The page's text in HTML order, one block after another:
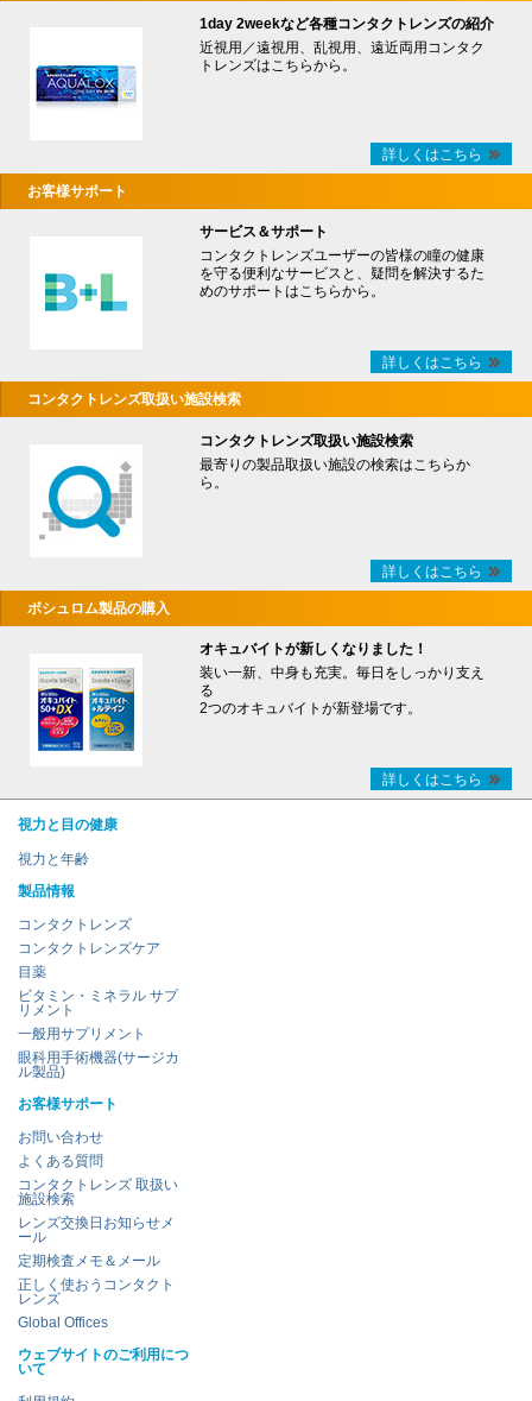
1day 2weekなど各種コンタクトレンズの紹介
近視用／遠視用、乱視用、遠近両用コンタク
トレンズはこちらから。
詳しくはこちら
お客様サポート
サービス＆サポート
コンタクトレンズユーザーの皆様の瞳の健康
を守る便利なサービスと、疑問を解決するた
めのサポートはこちらから。
詳しくはこちら
コンタクトレンズ取扱い施設検索
コンタクトレンズ取扱い施設検索
最寄りの製品取扱い施設の検索はこちらか
ら。
詳しくはこちら
ボシュロム製品の購入
オキュバイトが新しくなりました！
装い一新、中身も充実。毎日をしっかり支え
る
2つのオキュバイトが新登場です。
詳しくはこちら
視力と目の健康
視力と年齢
製品情報
コンタクトレンズ
コンタクトレンズケア
目薬
ビタミン・ミネラル サプ
リメント
一般用サプリメント
眼科用手術機器(サージカ
ル製品)
お客様サポート
お問い合わせ
よくある質問
コンタクトレンズ 取扱い
施設検索
レンズ交換日お知らせメ
ール
定期検査メモ＆メール
正しく使おうコンタクト
レンズ
Global Offices
ウェブサイトのご利用につ
いて